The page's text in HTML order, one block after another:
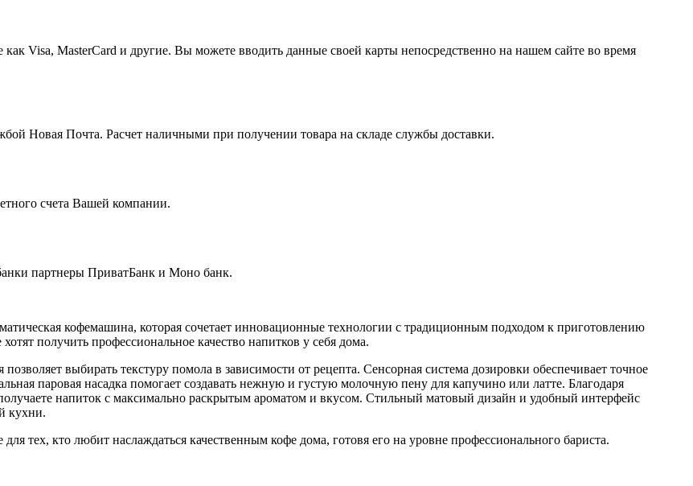
Visa, MasterCard и другие. Вы можете вводить данные своей карты непосредственно на нашем сайте во время
Новая Почта. Расчет наличными при получении товара на складе службы доставки.
счета Вашей компании.
партнеры ПриватБанк и Моно банк.
кофемашина, которая сочетает инновационные технологии с традиционным подходом к приготовлению
получить профессиональное качество напитков у себя дома.
выбирать текстуру помола в зависимости от рецепта. Сенсорная система дозировки обеспечивает точное
паровая насадка помогает создавать нежную и густую молочную пену для капучино или латте. Благодаря
напиток с максимально раскрытым ароматом и вкусом. Стильный матовый дизайн и удобный интерфейс
кухни.
тех, кто любит наслаждаться качественным кофе дома, готовя его на уровне профессионального бариста.